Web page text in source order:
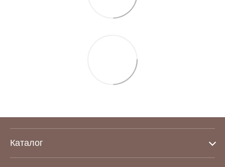
Каталог